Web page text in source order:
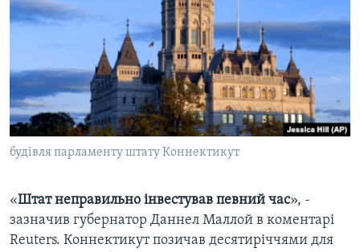
будівля парламенту штату Коннектикут
«Штат неправильно інвестував певний час», -
зазначив губернатор Даннел Маллой в коментарі
Reuters. Коннектикут позичав десятиріччями для